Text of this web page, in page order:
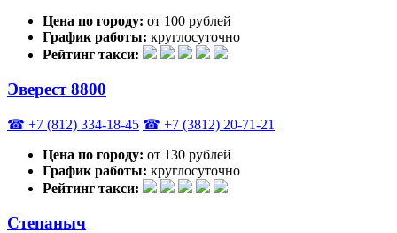
Цена по городу: от 100 рублей
График работы: круглосуточно
Рейтинг такси:
Эверест 8800
☎ +7 (812) 334-18-45 ☎ +7 (3812) 20-71-21
Цена по городу: от 130 рублей
График работы: круглосуточно
Рейтинг такси:
Степаныч